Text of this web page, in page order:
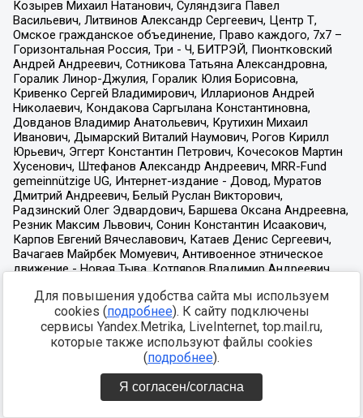
Для повышения удобства сайта мы используем
cookies (подробнее). К сайту подключены
сервисы Yandex.Metrika, LiveInternet, top.mail.ru,
которые также используют файлы cookies
(подробнее).
Я согласен/согласна